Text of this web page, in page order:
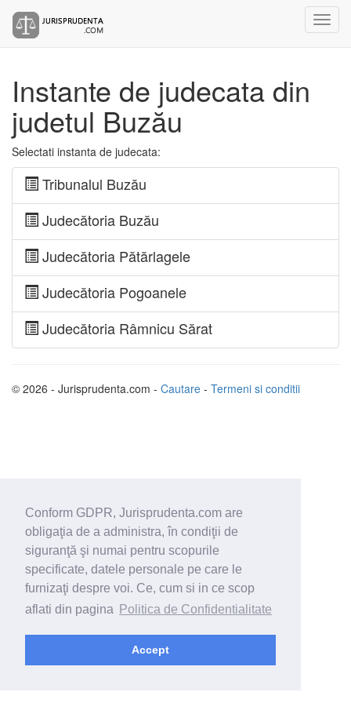
Conform GDPR, Jurisprudenta.com are
obligaţia de a administra, în condiţii de
siguranţă şi numai pentru scopurile
specificate, datele personale pe care le
furnizaţi despre voi. Ce, cum si in ce scop
aflati din pagina
Politica de Confidentialitate
Accept
Instante de judecata din
judetul Buzău
Selectati instanta de judecata:
Tribunalul Buzău
Judecătoria Buzău
Judecătoria Pătărlagele
Judecătoria Pogoanele
Judecătoria Râmnicu Sărat
© 2026 - Jurisprudenta.com - Cautare - Termeni si conditii